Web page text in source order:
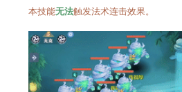
本技能无法触发法术连击效果。